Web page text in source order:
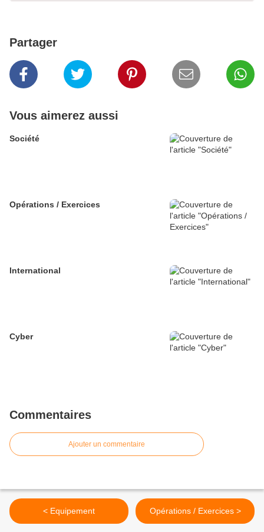
Partager
Vous aimerez aussi
Société
Opérations / Exercices
International
Cyber
Commentaires
Ajouter un commentaire
< Equipement Opérations / Exercices >